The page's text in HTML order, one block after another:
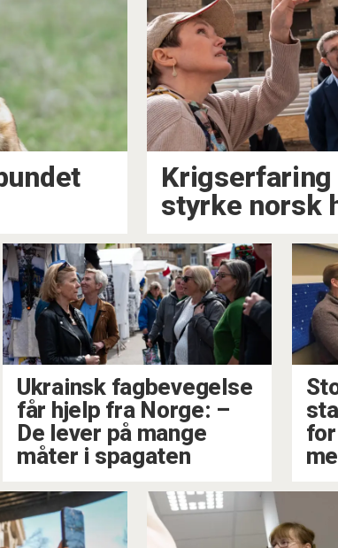
styrke norsk
Ukrainsk fagbevegelse
får hjelp fra Norge: –⁠
De lever på mange
måter i spagaten